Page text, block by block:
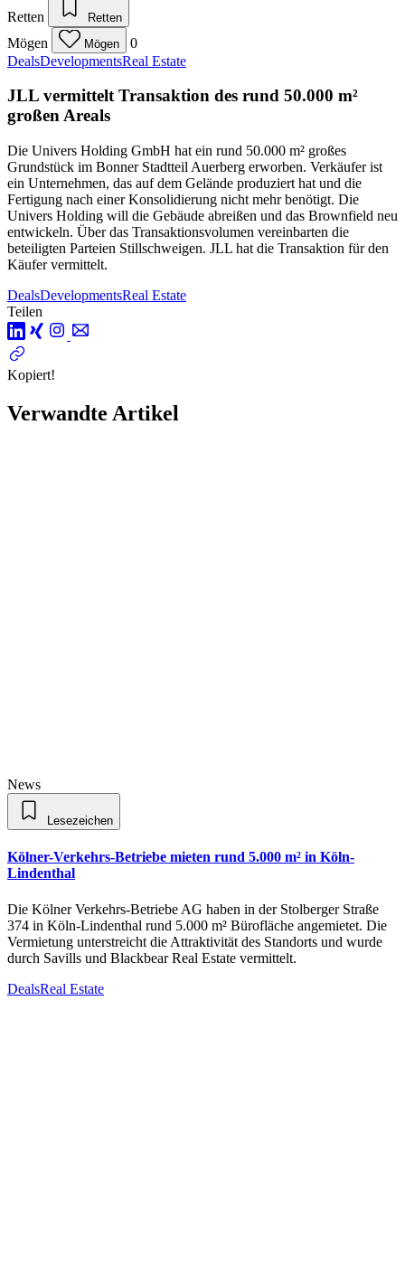
Retten Retten
Mögen Mögen
0
DealsDevelopmentsReal Estate
JLL vermittelt Transaktion des rund 50.000 m²
großen Areals
Die Univers Holding GmbH hat ein rund 50.000 m² großes
Grundstück im Bonner Stadtteil Auerberg erworben. Verkäufer ist
ein Unternehmen, das auf dem Gelände produziert hat und die
Fertigung nach einer Konsolidierung nicht mehr benötigt. Die
Univers Holding will die Gebäude abreißen und das Brownfield neu
entwickeln. Über das Transaktionsvolumen vereinbarten die
beteiligten Parteien Stillschweigen. JLL hat die Transaktion für den
Käufer vermittelt.
DealsDevelopmentsReal Estate
Teilen
Kopiert!
Verwandte Artikel
News
Lesezeichen
Kölner-Verkehrs-Betriebe mieten rund 5.000 m² in Köln-
Lindenthal
Die Kölner Verkehrs-Betriebe AG haben in der Stolberger Straße
374 in Köln-Lindenthal rund 5.000 m² Bürofläche angemietet. Die
Vermietung unterstreicht die Attraktivität des Standorts und wurde
durch Savills und Blackbear Real Estate vermittelt.
DealsReal Estate